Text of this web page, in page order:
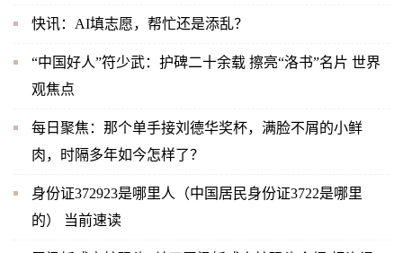
快讯：AI填志愿，帮忙还是添乱？
“中国好人”符少武：护碑二十余载 擦亮“洛书”名片 世界
观焦点
每日聚焦：那个单手接刘德华奖杯，满脸不屑的小鲜
肉，时隔多年如今怎样了？
身份证372923是哪里人（中国居民身份证3722是哪里
的） 当前速读